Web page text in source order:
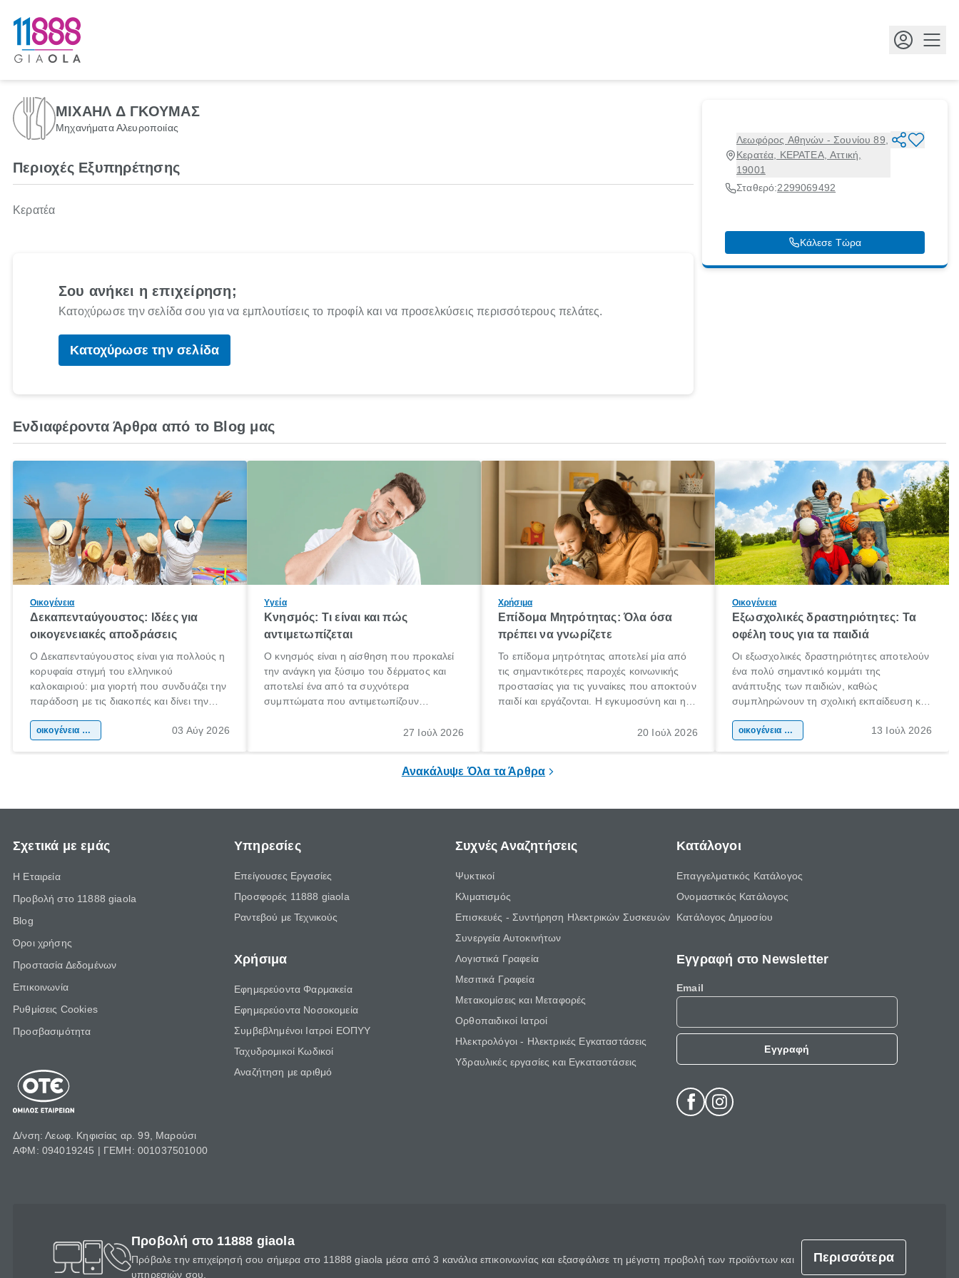
ΜΙΧΑΗΛ Δ ΓΚΟΥΜΑΣ
Μηχανήματα Αλευροποιίας
Λεωφόρος Αθηνών - Σουνίου 89,
Κερατέα, ΚΕΡΑΤΕΑ, Αττική,
19001
Σταθερό:2299069492
Κάλεσε Τώρα
Περιοχές Εξυπηρέτησης
Κερατέα
Σου ανήκει η επιχείρηση;
Κατοχύρωσε την σελίδα σου για να εμπλουτίσεις το προφίλ και να προσελκύσεις περισσότερους πελάτες.
Κατοχύρωσε την σελίδα
Ενδιαφέροντα Άρθρα από το Blog μας
Οικογένεια
Δεκαπενταύγουστος: Ιδέες για
οικογενειακές αποδράσεις
Ο Δεκαπενταύγουστος είναι για πολλούς η
κορυφαία στιγμή του ελληνικού
καλοκαιριού: μια γιορτή που συνδυάζει την
παράδοση με τις διακοπές και δίνει την
χώρας. Είτε πρόκειται για λίγες μέρες
οικογένεια & παιδί 03 Αύγ 2026
Υγεία
Κνησμός: Τι είναι και πώς
αντιμετωπίζεται
Ο κνησμός είναι η αίσθηση που προκαλεί
την ανάγκη για ξύσιμο του δέρματος και
αποτελεί ένα από τα συχνότερα
συμπτώματα που αντιμετωπίζουν
πληροφορίες για το «κνησμός τι είναι»,
27 Ιούλ 2026
Χρήσιμα
Επίδομα Μητρότητας: Όλα όσα
πρέπει να γνωρίζετε
Το επίδομα μητρότητας αποτελεί μία από
τις σημαντικότερες παροχές κοινωνικής
προστασίας για τις γυναίκες που αποκτούν
παιδί και εργάζονται. Η εγκυμοσύνη και η
σημαντική περίοδος στη ζωή κάθε20 Ιούλ 2026
Οικογένεια
Εξωσχολικές δραστηριότητες: Τα
οφέλη τους για τα παιδιά
Οι εξωσχολικές δραστηριότητες αποτελούν
ένα πολύ σημαντικό κομμάτι της
ανάπτυξης των παιδιών, καθώς
συμπληρώνουν τη σχολική εκπαίδευση και
της προσωπικότητας, της κοινωνικότητας
οικογένεια & παιδί 13 Ιούλ 2026
Ανακάλυψε Όλα τα Άρθρα
Σχετικά με εμάς
Η Εταιρεία
Προβολή στο 11888 giaola
Blog
Όροι χρήσης
Προστασία Δεδομένων
Επικοινωνία
Ρυθμίσεις Cookies
Προσβασιμότητα
Δ/νση: Λεωφ. Κηφισίας αρ. 99, Μαρούσι
ΑΦΜ: 094019245 | ΓΕΜΗ: 001037501000
Υπηρεσίες
Επείγουσες Εργασίες
Προσφορές 11888 giaola
Ραντεβού με Τεχνικούς
Χρήσιμα
Εφημερεύοντα Φαρμακεία
Εφημερεύοντα Νοσοκομεία
Συμβεβλημένοι Ιατροί ΕΟΠΥΥ
Ταχυδρομικοί Κωδικοί
Αναζήτηση με αριθμό
Συχνές Αναζητήσεις
Ψυκτικοί
Κλιματισμός
Επισκευές - Συντήρηση Ηλεκτρικών Συσκευών
Συνεργεία Αυτοκινήτων
Λογιστικά Γραφεία
Μεσιτικά Γραφεία
Μετακομίσεις και Μεταφορές
Ορθοπαιδικοί Ιατροί
Ηλεκτρολόγοι - Ηλεκτρικές Εγκαταστάσεις
Υδραυλικές εργασίες και Εγκαταστάσεις
Κατάλογοι
Επαγγελματικός Κατάλογος
Ονομαστικός Κατάλογος
Κατάλογος Δημοσίου
Εγγραφή στο Newsletter
Email
Εγγραφή
Προβολή στο 11888 giaola
Πρόβαλε την επιχείρησή σου σήμερα στο 11888 giaola μέσα από 3 κανάλια επικοινωνίας και εξασφάλισε τη μέγιστη προβολή των προϊόντων και
υπηρεσιών σου.
Περισσότερα